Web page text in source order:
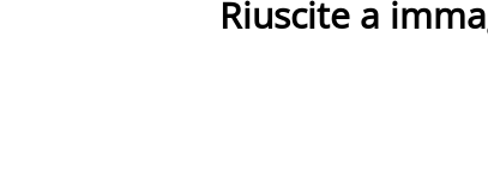
Riuscite a